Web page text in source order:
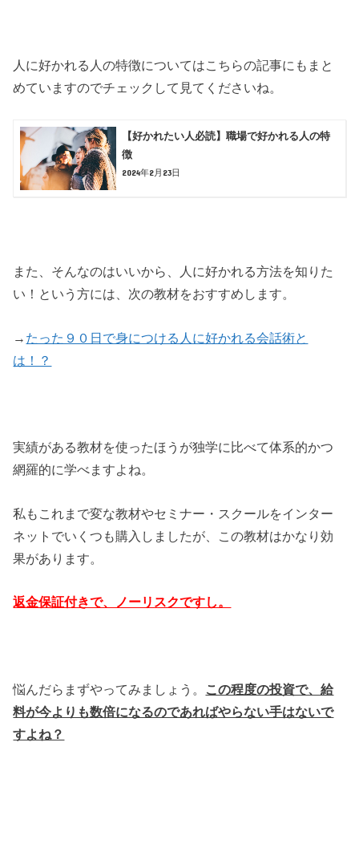
人に好かれる人の特徴についてはこちらの記事にもまと
めていますのでチェックして見てくださいね。
【好かれたい人必読】職場で好かれる人の特
徴
2024年2月23日
また、そんなのはいいから、人に好かれる方法を知りた
い！という方には、次の教材をおすすめします。
→ たった９０日で身につける人に好かれる会話術と
は！？
実績がある教材を使ったほうが独学に比べて体系的かつ
網羅的に学べますよね。
私もこれまで変な教材やセミナー・スクールをインター
ネットでいくつも購入しましたが、この教材はかなり効
果があります。
返金保証付きで、ノーリスクですし。
悩んだらまずやってみましょう。 この程度の投資で、給
料が今よりも数倍になるのであればやらない手はないで
すよね？